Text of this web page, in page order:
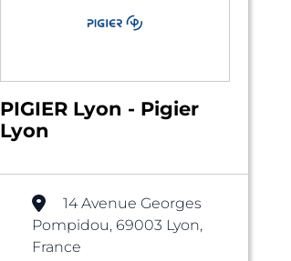
PIGIER Lyon - Pigier
Lyon
14 Avenue Georges
Pompidou, 69003 Lyon,
France